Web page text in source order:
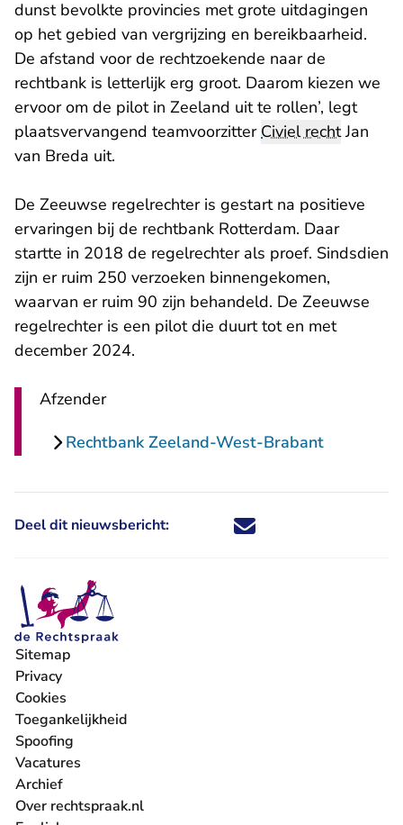
dunst bevolkte provincies met grote uitdagingen
op het gebied van vergrijzing en bereikbaarheid.
De afstand voor de rechtzoekende naar de
rechtbank is letterlijk erg groot. Daarom kiezen we
ervoor om de pilot in Zeeland uit te rollen’, legt
plaatsvervangend teamvoorzitterCiviel rechtJan
van Breda uit.
De Zeeuwse regelrechter is gestart na positieve
ervaringen bij de rechtbank Rotterdam. Daar
startte in 2018 de regelrechter als proef. Sindsdien
zijn er ruim 250 verzoeken binnengekomen,
waarvan er ruim 90 zijn behandeld. De Zeeuwse
regelrechter is een pilot die duurt tot en met
december 2024.
Afzender
Rechtbank Zeeland-West-Brabant
Deel dit nieuwsbericht: Deel dit nieuwsbericht via X -
Deel dit nieuwsbericht via
Deel dit nieuwsbericht
Deel dit
Sitemap
Privacy
Cookies
Toegankelijkheid
Spoofing
Vacatures
- U verlaat Rechtspraak.nl
Archief
Over rechtspraak.nl